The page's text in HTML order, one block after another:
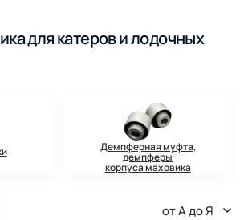
для катеров и лодочных
Демпферная муфта,
демпферы
корпуса маховика
от А до Я